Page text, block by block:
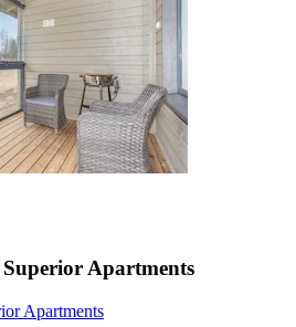
Apartments
Apartments